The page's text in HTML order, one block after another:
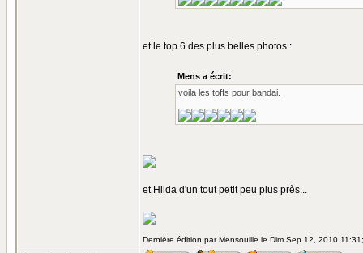
et le top 6 des plus belles photos :
Mens a écrit:
voila les toffs pour bandai.
et Hilda d'un tout petit peu plus près...
Dernière édition par Mensouille le Dim Sep 12, 2010